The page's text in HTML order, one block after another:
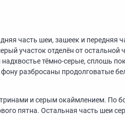
часть шеи, зашеек и передняя
участок отделён от
тёмно-серые, сплошь
разбросаны продолговатые
и серым окаймлением. По
пятна. Остальная часть шеи